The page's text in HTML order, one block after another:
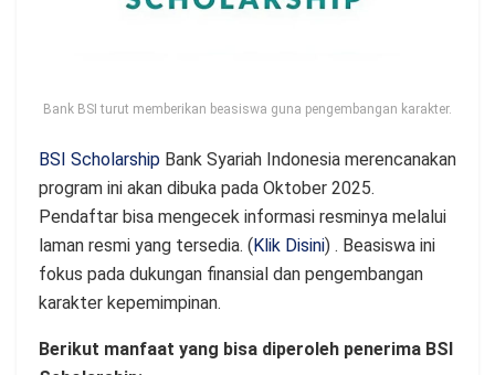
Bank BSI turut memberikan beasiswa guna pengembangan karakter.
BSI Scholarship Bank Syariah Indonesia merencanakan
program ini akan dibuka pada Oktober 2025.
Pendaftar bisa mengecek informasi resminya melalui
laman resmi yang tersedia. (Klik Disini) . Beasiswa ini
fokus pada dukungan finansial dan pengembangan
karakter kepemimpinan.
Berikut manfaat yang bisa diperoleh penerima BSI